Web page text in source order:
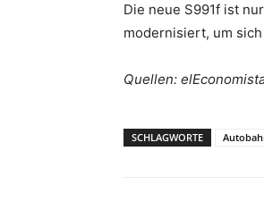
Die neue S991f ist
modernisiert, um
Quellen:
SCHLAGWORTE